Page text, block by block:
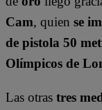
Cam, quien se
de pistola 50
Olímpicos de
Las otras tres